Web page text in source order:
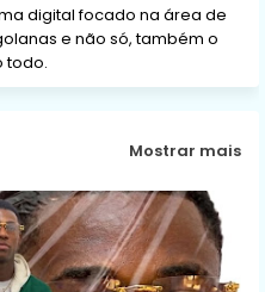
digital focado na área de
e não só, também o
todo.
Mostrar mais